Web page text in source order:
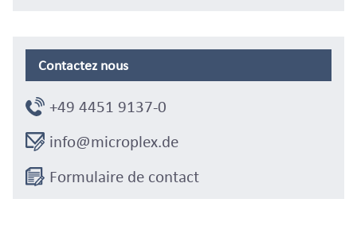
Contactez nous
+49 4451 9137-0
info@microplex.de
Formulaire de contact